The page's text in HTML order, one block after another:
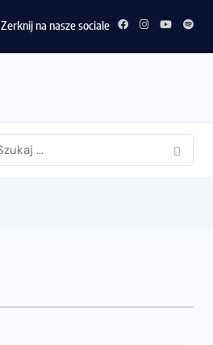
Zerknij na nasze sociale